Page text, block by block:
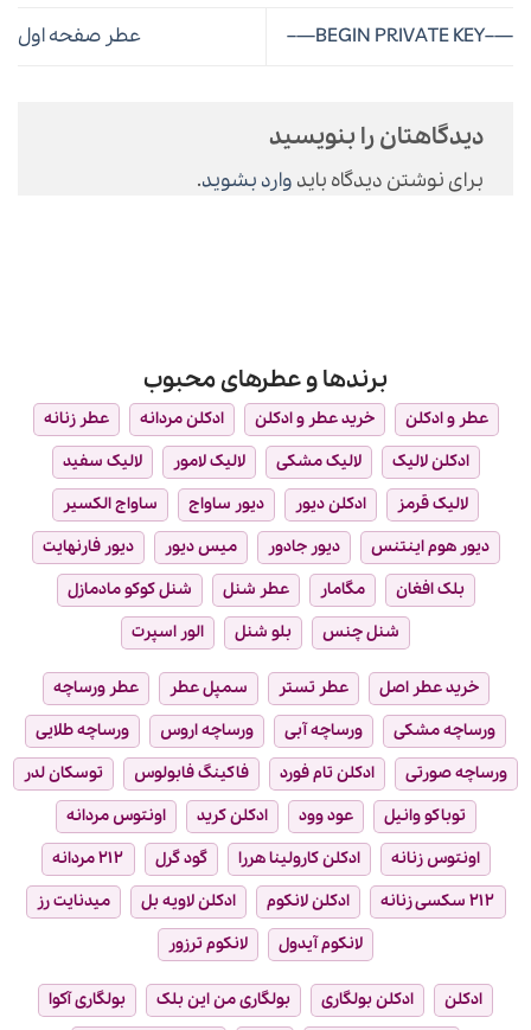
—–BEGIN PRIVATE KEY—– عطر صفحه اول
دیدگاهتان را بنویسید
برای نوشتن دیدگاه باید وارد بشوید.
برندها و عطرهای محبوب
عطر و ادکلن خرید عطر و ادکلن ادکلن مردانه
عطر زنانه
ادکلن لالیک
لالیک مشکی لالیک لامور
لالیک سفید
لالیک قرمز
ادکلن دیور دیور ساواج
ساواج الکسیر
دیور هوم اینتنس
دیور جادور میس دیور
دیور فارنهایت
بلک افغان
مگامار عطر شنل
شنل کوکو مادمازل
شنل چنس
بلو شنل الور اسپرت
خرید عطر اصل عطر تستر سمپل عطر
عطر ورساچه
ورساچه مشکی
ورساچه آبی ورساچه اروس
ورساچه طلایی
ورساچه صورتی
ادکلن تام فورد فاکینگ فابولوس
توسکان لدر
توباکو وانیل
عود وود ادکلن کرید
اونتوس مردانه
اونتوس زنانه
ادکلن کارولینا هررا گود گرل
۲۱۲ مردانه
۲۱۲ سکسی زنانه
ادکلن لانکوم ادکلن لاویه بل
میدنایت رز
لانکوم آیدول
لانکوم ترزور
ادکلن ادکلن بولگاری بولگاری من این بلک
بولگاری آکوا